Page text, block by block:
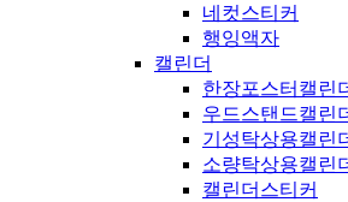
네컷스티커
행잉액자
캘린더
한장포스터캘린
우드스탠드캘린
기성탁상용캘린
소량탁상용캘린
캘린더스티커